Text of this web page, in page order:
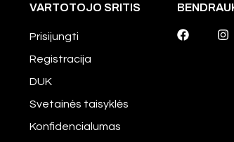
VARTOTOJO SRITIS
Prisijungti
Registracija
DUK
Svetainės taisyklės
Konfidencialumas